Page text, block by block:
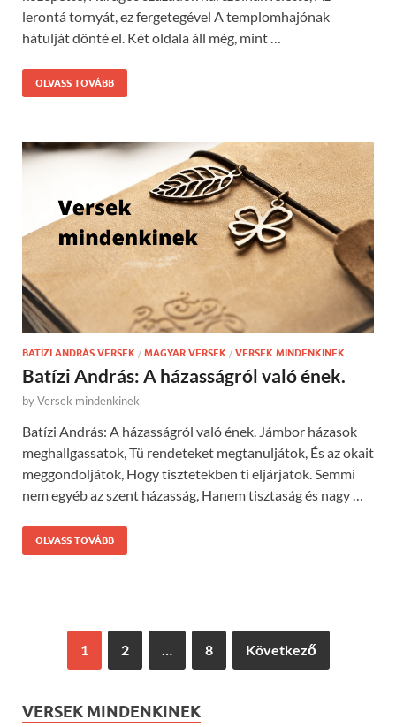
lerontá tornyát, ez fergetegével A templomhajónak
hátulját dönté el. Két oldala áll még, mint …
OLVASS TOVÁBB
BATÍZI ANDRÁS VERSEK / MAGYAR VERSEK / VERSEK MINDENKINEK
Batízi András: A házasságról való ének.
byVersek mindenkinek
Batízi András: A házasságról való ének. Jámbor házasok
meghallgassatok, Tü rendeteket megtanuljátok, És az okait
meggondoljátok, Hogy tisztetekben ti eljárjatok. Semmi
nem egyéb az szent házasság, Hanem tisztaság és nagy …
OLVASS TOVÁBB
1 2 … 8 Következő
VERSEK MINDENKINEK